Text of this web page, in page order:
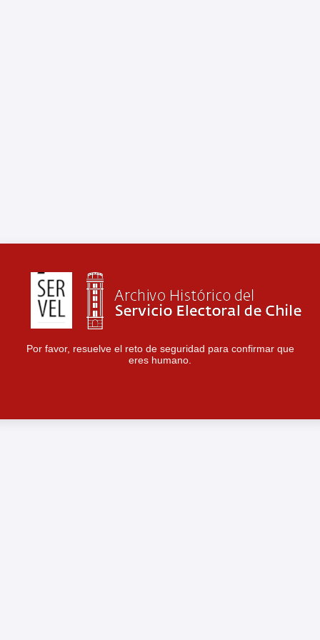
Por favor, resuelve el reto de seguridad para confirmar que
eres humano.